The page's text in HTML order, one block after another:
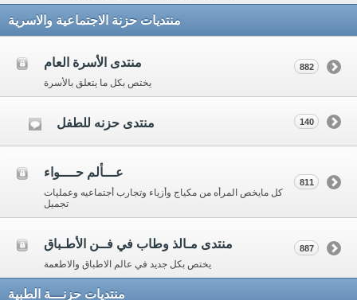
منتديات حزنة الاجتماعية والاسرية
منتدى الأسرة العام
يختص بكل ما يتعلق بالأسرة
882
منتدى حزنه للطفل 140
عـــألم حــــواء
كل مايخص المرأه من مكياج وأزياء وتجارب أجتماعيه وعمليات
تجميل
811
منتدى مـالذ وطاب في فــن الأطـباق
يختص بكل جديد في عالم الاطباق والاطعمة
887
منتديات حزنـــة الطبية